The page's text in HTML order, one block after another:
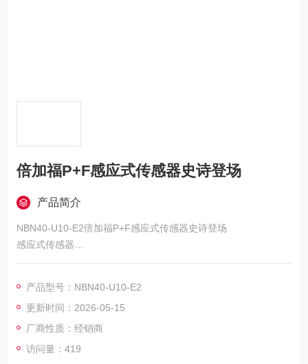
倍加福P+F感应式传感器史诗登场
产品简介
NBN40-U10-E2倍加福P+F感应式传感器史诗登场
感应式传感器
系列: VariKont®, 外壳材料: PA/金属 带环氧树脂粉末涂层, 连接类
等级: IP68/IP69K
产品型号：NBN40-U10-E2
更新时间：2026-05-15
厂商性质：经销商
访问量：419